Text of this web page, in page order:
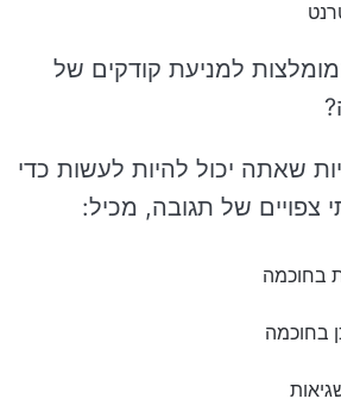
למניעת קודקים של
שאתה יכול להיות לעשות כדי
צפויים של תגובה, מכיל:
בחוכמה
בחוכמה